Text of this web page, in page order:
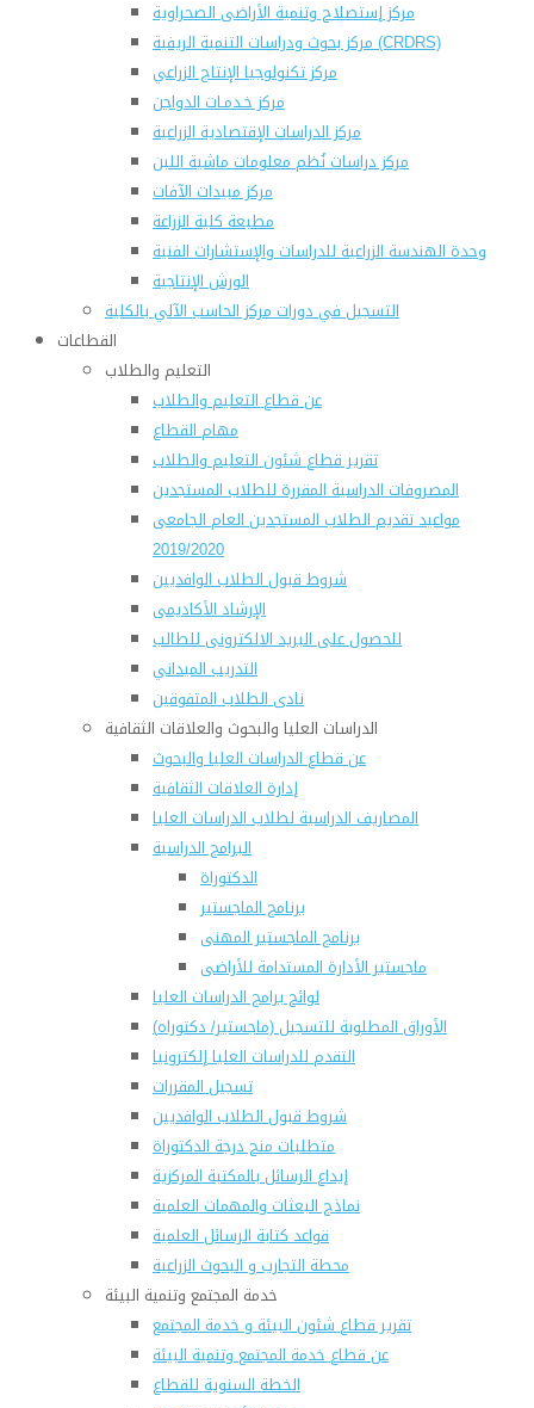
مركز إستصلاح وتنمية الأراضى الصحراوية
مركز بحوث ودراسات التنمية الريفية (CRDRS)
مركز تكنولوجيا الإنتاج الزراعي
مركز خـدمـات الدواجن
مركز الدراسات الإقتصادية الزراعية
مركز دراسات نُظم معلومات ماشية اللبن
مركز مبيدات الآفات
مطبعة كلية الزراعة
وحدة الهندسة الزراعية للدراسات والإستشارات الفنية
الورش الإنتاجية
التسجيل في دورات مركز الحاسب الآلي بالكلية
القطاعات
التعليم والطلاب
عن قطاع التعليم والطلاب
مهام القطاع
تقرير قطاع شئون التعليم والطلاب
المصروفات الدراسية المقررة للطلاب المستجدين
مواعيد تقديم الطلاب المستجدين العام الجامعى
2019/2020
شروط قبول الطلاب الوافديين
الإرشاد الأكاديمى
للحصول على البريد الالكترونى للطالب
التدريب الميداني
نادى الطلاب المتفوقين
الدراسات العليا والبحوث والعلاقات الثقافية
عن قطاع الدراسات العليا والبحوث
إدارة العلاقات الثقافية
المصاريف الدراسية لطلاب الدراسات العليا
البرامج الدراسية
الدكتوراة
برنامج الماجستير
برنامج الماجستير المهنى
ماجستير الأدارة المستدامة للأراضى
لوائح برامج الدراسات العليا
(الأوراق المطلوبة للتسجيل (ماجستير/ دكتوراه
التقدم للدراسات العليا إلكترونيا
تسجيل المقررات
شروط قبول الطلاب الوافديين
متطلبات منح درجة الدكتوراة
إيداع الرسائل بالمكتبة المركزية
نماذج البعثات والمهمات العلمية
قواعد كتابة الرسائل العلمية
محطة التجارب و البحوث الزراعية
خدمة المجتمع وتنمية البيئة
تقرير قطاع شئون البيئة و خدمة المجتمع
عن قطاع خدمة المجتمع وتنمية البيئة
الخطة السنوية للقطاع